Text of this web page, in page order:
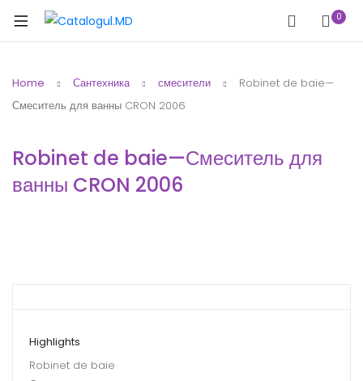
0
Home Сантехника смесители
Robinet de baie—
Смеситель для ванны CRON 2006
Robinet de baie—Смеситель для
ванны CRON 2006
Highlights
Robinet de baie